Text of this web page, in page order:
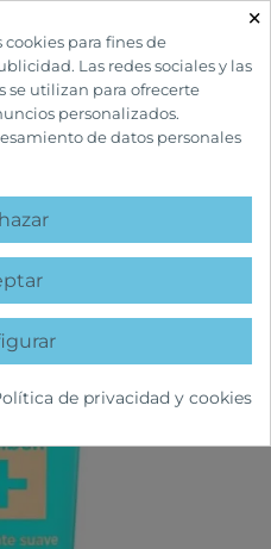
×
para fines de
Las redes sociales y las
se utilizan para ofrecerte
personalizados.
de datos personales
de privacidad y cookies